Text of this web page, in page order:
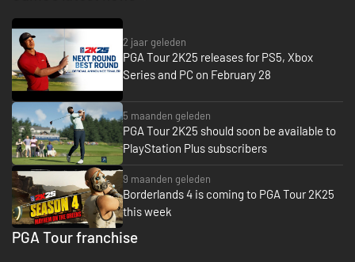
PAK EEN CLUB, PAK EEN VRIEND
Multiplayer-wedstrijdtypen zoals Stroke Play, Match Play, Scramble, en
toernooien. Daag je vrienden cross-platform uit.
ONTDEK JE INNERLIJKE GOLFBAANARCHITECT
Creëer je droombaan met nieuwe objecten, camera's en meer in Course
Designer.
Boek nu je tee time.
2 jaar geleden
PGA Tour 2K25 releases for PS5, Xbox
Series and PC on February 28
5 maanden geleden
PGA Tour 2K25 should soon be available to
PlayStation Plus subscribers
9 maanden geleden
Borderlands 4 is coming to PGA Tour 2K25
this week
PGA Tour franchise